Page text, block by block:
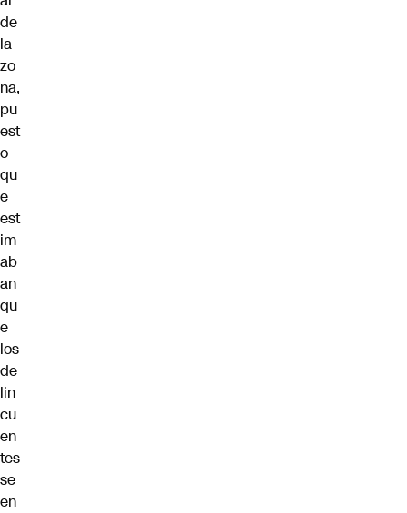
de
la
zo
na,
pu
est
o
qu
e
est
im
ab
an
qu
e
los
de
lin
cu
en
tes
se
en